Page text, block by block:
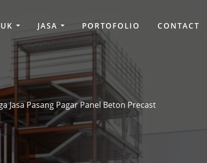
JASA PORTOFOLIO CONTACT
Jasa Pasang Pagar Panel Beton Precast